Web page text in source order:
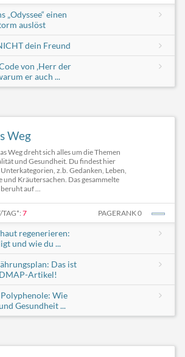
„Odyssee“ einen
auslöst
dein Freund
von ‚Herr der
er auch ...
Weg
Weg dreht sich alles um die Themen
und Gesundheit. Du findest hier
z.b. Gedanken, Leben,
und Kräutersachen. Das gesammelte
auf ...
TAG*: 7 PAGERANK 0
regenerieren:
und wie du ...
Das ist
Artikel!
Wie
Gesundheit ...